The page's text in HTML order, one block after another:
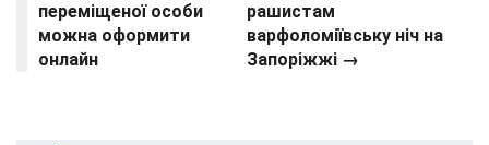
переміщеної особи
можна оформити
онлайн
рашистам
варфоломіївську ніч на
Запоріжжі →